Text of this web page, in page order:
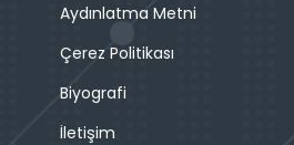
Aydınlatma Metni
Çerez Politikası
Biyografi
İletişim